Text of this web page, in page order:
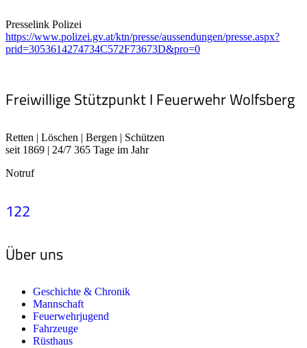
Presselink Polizei
https://www.polizei.gv.at/ktn/presse/aussendungen/presse.aspx?
prid=3053614274734C572F73673D&pro=0
Freiwillige Stützpunkt I Feuerwehr Wolfsberg
Retten | Löschen | Bergen | Schützen
seit 1869 | 24/7 365 Tage im Jahr
Notruf
122
Über uns
Geschichte & Chronik
Mannschaft
Feuerwehrjugend
Fahrzeuge
Rüsthaus